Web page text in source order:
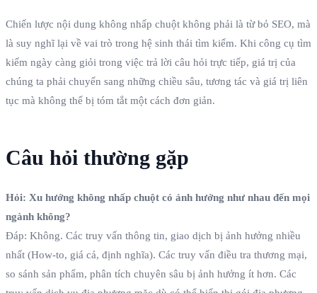
Chiến lược nội dung không nhấp chuột không phải là từ bỏ SEO, mà
là suy nghĩ lại về vai trò trong hệ sinh thái tìm kiếm. Khi công cụ tìm
kiếm ngày càng giỏi trong việc trả lời câu hỏi trực tiếp, giá trị của
chúng ta phải chuyển sang những chiều sâu, tương tác và giá trị liên
tục mà không thể bị tóm tắt một cách đơn giản.
Câu hỏi thường gặp
Hỏi: Xu hướng không nhấp chuột có ảnh hưởng như nhau đến mọi
ngành không?
Đáp: Không. Các truy vấn thông tin, giao dịch bị ảnh hưởng nhiều
nhất (How-to, giá cả, định nghĩa). Các truy vấn điều tra thương mại,
so sánh sản phẩm, phân tích chuyên sâu bị ảnh hưởng ít hơn. Các